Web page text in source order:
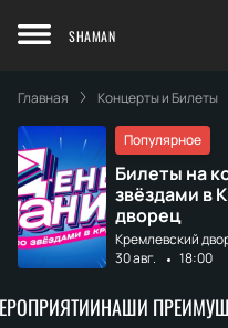
SHAMAN
Главная Концерты и Билеты
Популярное
Билеты на
звёздами в
дворец
Кремлевский
30 авг.
18:00
НАШИ